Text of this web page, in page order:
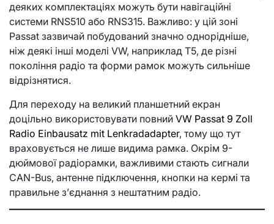
деяких комплектаціях можуть бути навігаційні
системи RNS510 або RNS315. Важливо: у цій зоні
Passat зазвичай побудований значно однорідніше,
ніж деякі інші моделі VW, наприклад T5, де різні
покоління радіо та форми рамок можуть сильніше
відрізнятися.
Для переходу на великий планшетний екран
доцільно використовувати повний VW Passat 9 Zoll
Radio Einbausatz mit Lenkradadapter, тому що тут
враховується не лише видима рамка. Окрім 9-
дюймової радіорамки, важливими стають сигнали
CAN-Bus, антенне підключення, кнопки на кермі та
правильне з’єднання з нештатним радіо.